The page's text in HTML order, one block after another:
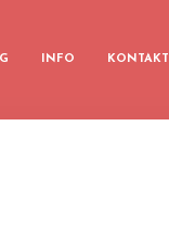
INFO KONTAKT